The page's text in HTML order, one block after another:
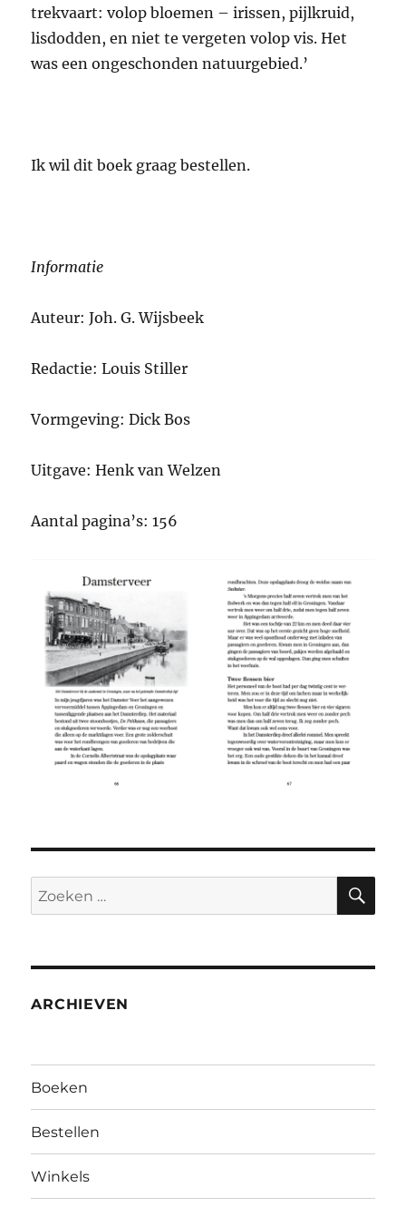
trekvaart: volop bloemen – irissen, pijlkruid,
lisdodden, en niet te vergeten volop vis. Het
was een ongeschonden natuurgebied.’
Ik wil dit boek graag bestellen.
Informatie
Auteur: Joh. G. Wijsbeek
Redactie: Louis Stiller
Vormgeving: Dick Bos
Uitgave: Henk van Welzen
Aantal pagina’s: 156
Zoeken
naar:
ARCHIEVEN
Boeken
Bestellen
Winkels